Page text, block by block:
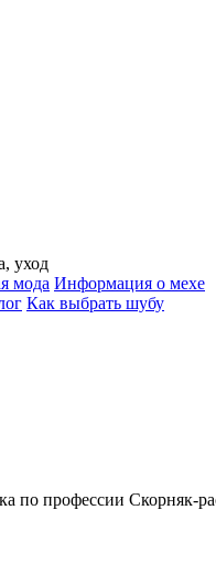
уход
мода Информация о мехе
Как выбрать шубу
по профессии Скорняк-